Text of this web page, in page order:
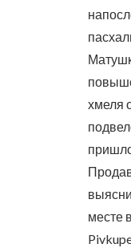
хмеля
месте